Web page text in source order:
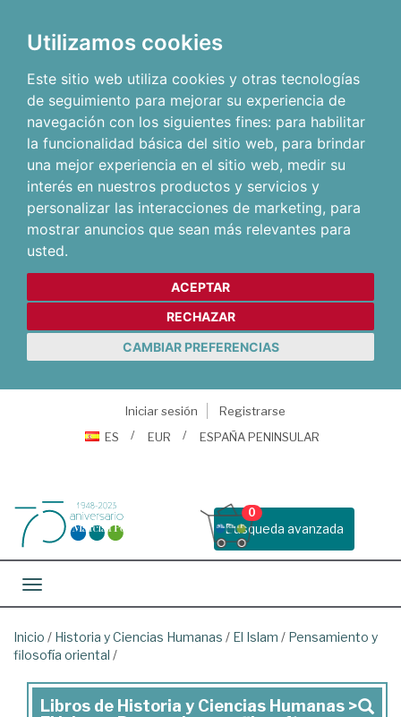
Utilizamos cookies
Este sitio web utiliza cookies y otras tecnologías
de seguimiento para mejorar su experiencia de
navegación con los siguientes fines: para habilitar
la funcionalidad básica del sitio web, para brindar
una mejor experiencia en el sitio web, medir su
interés en nuestros productos y servicios y
personalizar las interacciones de marketing, para
mostrar anuncios que sean más relevantes para
usted.
ACEPTAR
RECHAZAR
CAMBIAR PREFERENCIAS
Iniciar sesión
Registrarse
ES
EUR ESPAÑA PENINSULAR
Busqueda avanzada
0
Toggle navigation
Inicio / Historia y Ciencias Humanas / El Islam / Pensamiento y
filosofía oriental /
Libros de Historia y Ciencias Humanas >